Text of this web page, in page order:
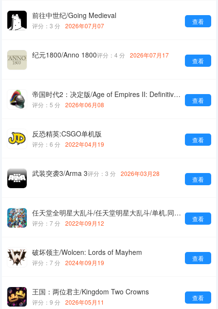
前往中世纪/Going Medieval
查看
评分：3 分 2026年07月07
纪元1800/Anno 1800
查看
评分：4 分 2026年07月17
帝国时代2：决定版/Age of Empires II: Definitive Edition
查看
评分：5 分 2026年06月08
反恐精英:CSGO单机版
查看
评分：6 分 2022年04月19
武装突袭3/Arma 3
查看
评分：3 分 2026年03月28
任天堂全明星大乱斗/任天堂明星大乱斗/单机.同屏多人
查看
评分：7 分 2022年09月12
破坏领主/Wolcen: Lords of Mayhem
查看
评分：7 分 2024年09月19
王国：两位君主/Kingdom Two Crowns
查看
评分：9 分 2026年05月11